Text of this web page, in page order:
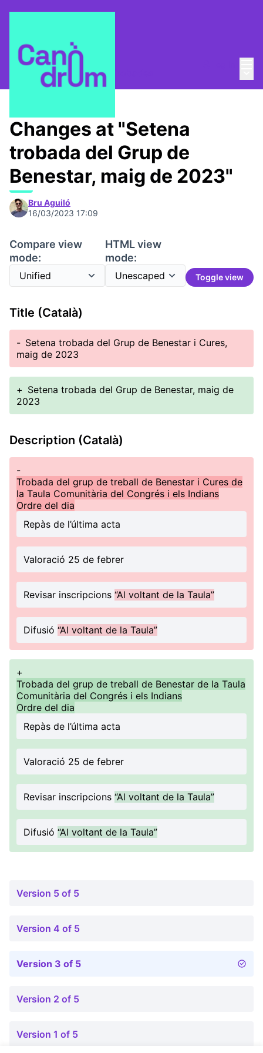
Taula Comunitària / 📅 Trobades
Changes at "Setena
trobada del Grup de
Benestar, maig de 2023"
Bru Aguiló
16/03/2023 17:09
Compare view
mode:
HTML view
mode:
Toggle view
Title (Català)
- Setena trobada del Grup de Benestar i Cures,
maig de 2023
+ Setena trobada del Grup de Benestar, maig de
2023
Description (Català)
-
Trobada del grup de treball de Benestar i Cures de
la Taula Comunitària del Congrés i els Indians
Ordre del dia
Repàs de l’última acta
Valoració 25 de febrer
Revisar inscripcions “Al voltant de la Taula”
Difusió “Al voltant de la Taula”
+
Trobada del grup de treball de Benestar de la Taula
Comunitària del Congrés i els Indians
Ordre del dia
Repàs de l’última acta
Valoració 25 de febrer
Revisar inscripcions “Al voltant de la Taula”
Difusió “Al voltant de la Taula”
Version 5 of 5
Version 4 of 5
Version 3 of 5
Version 2 of 5
Version 1 of 5